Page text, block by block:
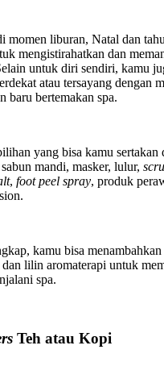
momen liburan, Natal dan
mengistirahatkan dan
untuk diri sendiri, kamu
atau tersayang dengan
baru bertemakan spa.
yang bisa kamu sertakan
mandi, masker, lulur,
, foot peel spray, produk
kamu bisa
lilin aromaterapi untuk
spa.
Teh atau Kopi